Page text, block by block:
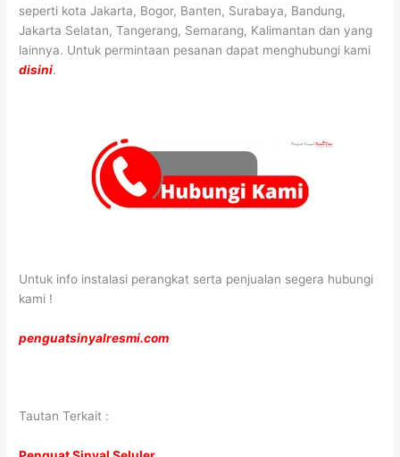
seperti kota Jakarta, Bogor, Banten, Surabaya, Bandung,
Jakarta Selatan, Tangerang, Semarang, Kalimantan dan yang
lainnya. Untuk permintaan pesanan dapat menghubungi kami
disini.
Untuk info instalasi perangkat serta penjualan segera hubungi
kami !
penguatsinyalresmi.com
Tautan Terkait :